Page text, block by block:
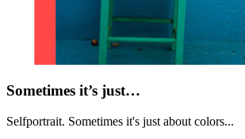
Sometimes
just…
Sometimes it’s just…
Selfportrait. Sometimes it's just about colors...